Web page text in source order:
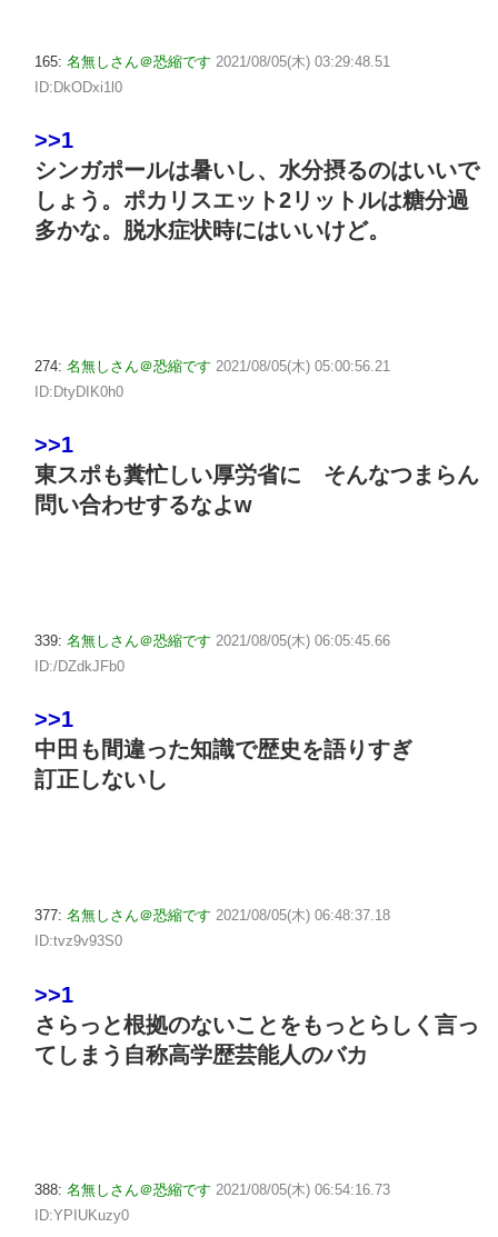
165: 名無しさん＠恐縮です 2021/08/05(木) 03:29:48.51
ID:DkODxi1l0
>>1
シンガポールは暑いし、水分摂るのはいいで
しょう。ポカリスエット2リットルは糖分過
多かな。脱水症状時にはいいけど。
274: 名無しさん＠恐縮です 2021/08/05(木) 05:00:56.21
ID:DtyDIK0h0
>>1
東スポも糞忙しい厚労省に そんなつまらん
問い合わせするなよw
339: 名無しさん＠恐縮です 2021/08/05(木) 06:05:45.66
ID:/DZdkJFb0
>>1
中田も間違った知識で歴史を語りすぎ
訂正しないし
377: 名無しさん＠恐縮です 2021/08/05(木) 06:48:37.18
ID:tvz9v93S0
>>1
さらっと根拠のないことをもっとらしく言っ
てしまう自称高学歴芸能人のバカ
388: 名無しさん＠恐縮です 2021/08/05(木) 06:54:16.73
ID:YPIUKuzy0